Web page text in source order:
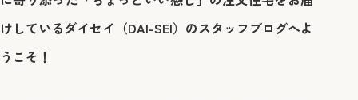
けしているダイセイ（DAI-SEI）のスタッフブログへよ
うこそ！